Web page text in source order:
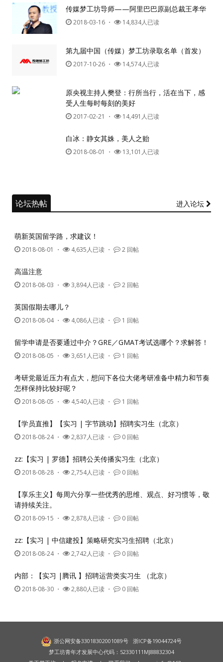
传媒梦工坊导师——阿里巴巴原副总裁王孝华
2018-03-16 ・ 14,834人已读
第九届中国（传媒）梦工坊录取名单（首发）
2017-10-26 ・ 14,574人已读
原央视主持人樊登：行所当行，活在当下，感
受人生每时每刻的美好
2017-02-21 ・ 14,491人已读
白冰：静女其姝，美人之贻
2018-08-01 ・ 13,101人已读
论坛热帖 进入论坛
萌新英国留学路，求建议！
2018-08-01 ・ 4,635人已读 ・ 2 回帖
高温注意
2018-08-03 ・ 3,894人已读 ・ 2 回帖
英国假期去哪儿？
2018-08-04・ 4,086人已读 ・ 1 回帖
留学申请是否要通过中介？GRE／GMAT考试选哪个？求解答！
2018-08-05 ・ 3,651人已读 ・ 1 回帖
考研党最近压力有点大，想问下各位大佬考研准备中精力和节奏
怎样保持比较好呢？
2018-08-05 ・ 4,540人已读 ・ 1 回帖
【学员直推】【实习 | 字节跳动】招聘实习生（北京）
2018-08-24・ 2,837人已读 ・ 0 回帖
zz:【实习 | 罗德】招聘公关传播实习生（北京）
2018-08-28 ・ 2,754人已读 ・ 0 回帖
【享乐主义】每周六分享一些优秀的思维、观点、好习惯等，敬
请持续关注。
2018-09-15 ・ 2,878人已读 ・ 0 回帖
zz:【实习 | 中信建投】策略研究实习生招聘（北京）
2018-08-24・ 2,742人已读 ・ 0 回帖
内部：【实习 |腾讯 】招聘运营类实习生 （北京）
2018-08-30 ・ 2,880人已读 ・ 0 回帖
浙公网安备33018302001089号 浙ICP备19044724号
梦工坊青年才发展中心代码：52330111MJ88832304